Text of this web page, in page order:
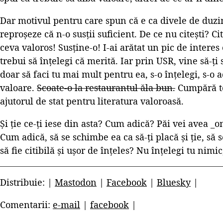
Dar motivul pentru care spun că e ca divele de
reproșeze că n-o susții suficient. De ce nu citești?
ceva valoros! Susține-o! I-ai arătat un pic de
trebui să înțelegi că merită. Iar prin USR, vine să-ți
doar să faci tu mai mult pentru ea, s-o înțelegi, s-o
valoare. Scoate-o la restaurantul ăla bun. Cumpără
ajutorul de stat pentru literatura valoroasă.
Și ție ce-ți iese din asta? Cum adică? Păi vei avea
Cum adică, să se schimbe ea ca să-ți placă și ție,
să fie citibilă și ușor de înțeles? Nu înțelegi tu
Distribuie: | Mastodon | Facebook | Bluesky|
Comentarii: e-mail | facebook |